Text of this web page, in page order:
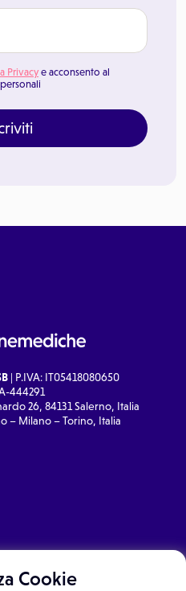
Cookie
Privacy e acconsento al
| P.IVA: IT05418080650
444291
26, 84131 Salerno, Italia
– Milano – Torino, Italia